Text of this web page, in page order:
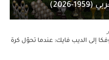
2026)
إلى الديب فايك: عندما تحوّل كرة